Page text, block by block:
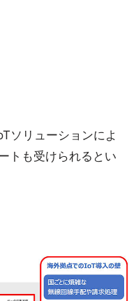
ソリューションによ
トも受けられるとい